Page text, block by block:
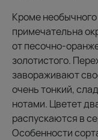
Кроме
примечательна
от песочно-
золотистого.
завораживают
очень тонкий,
нотами. Цветет
распускаются в
Особенности